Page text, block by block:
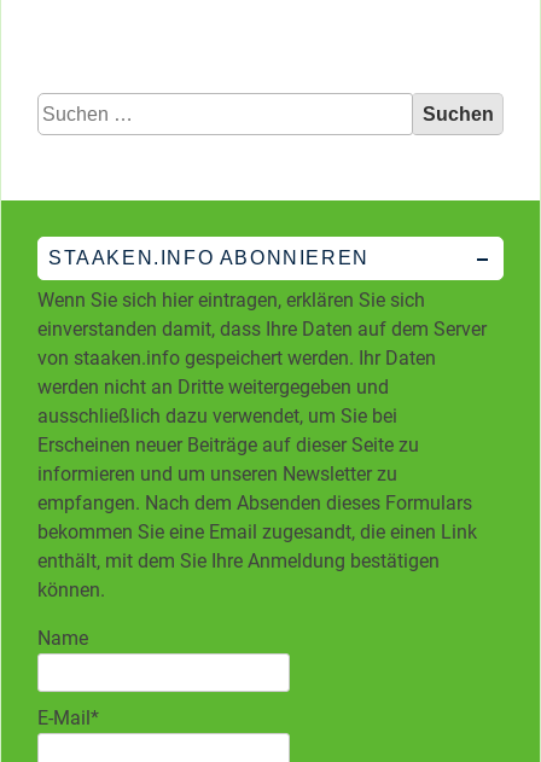
Suchen
nach:
STAAKEN.INFO ABONNIEREN
Wenn Sie sich hier eintragen, erklären Sie sich
einverstanden damit, dass Ihre Daten auf dem Server
von staaken.info gespeichert werden. Ihr Daten
werden nicht an Dritte weitergegeben und
ausschließlich dazu verwendet, um Sie bei
Erscheinen neuer Beiträge auf dieser Seite zu
informieren und um unseren Newsletter zu
empfangen. Nach dem Absenden dieses Formulars
bekommen Sie eine Email zugesandt, die einen Link
enthält, mit dem Sie Ihre Anmeldung bestätigen
können.
Name
E-Mail*